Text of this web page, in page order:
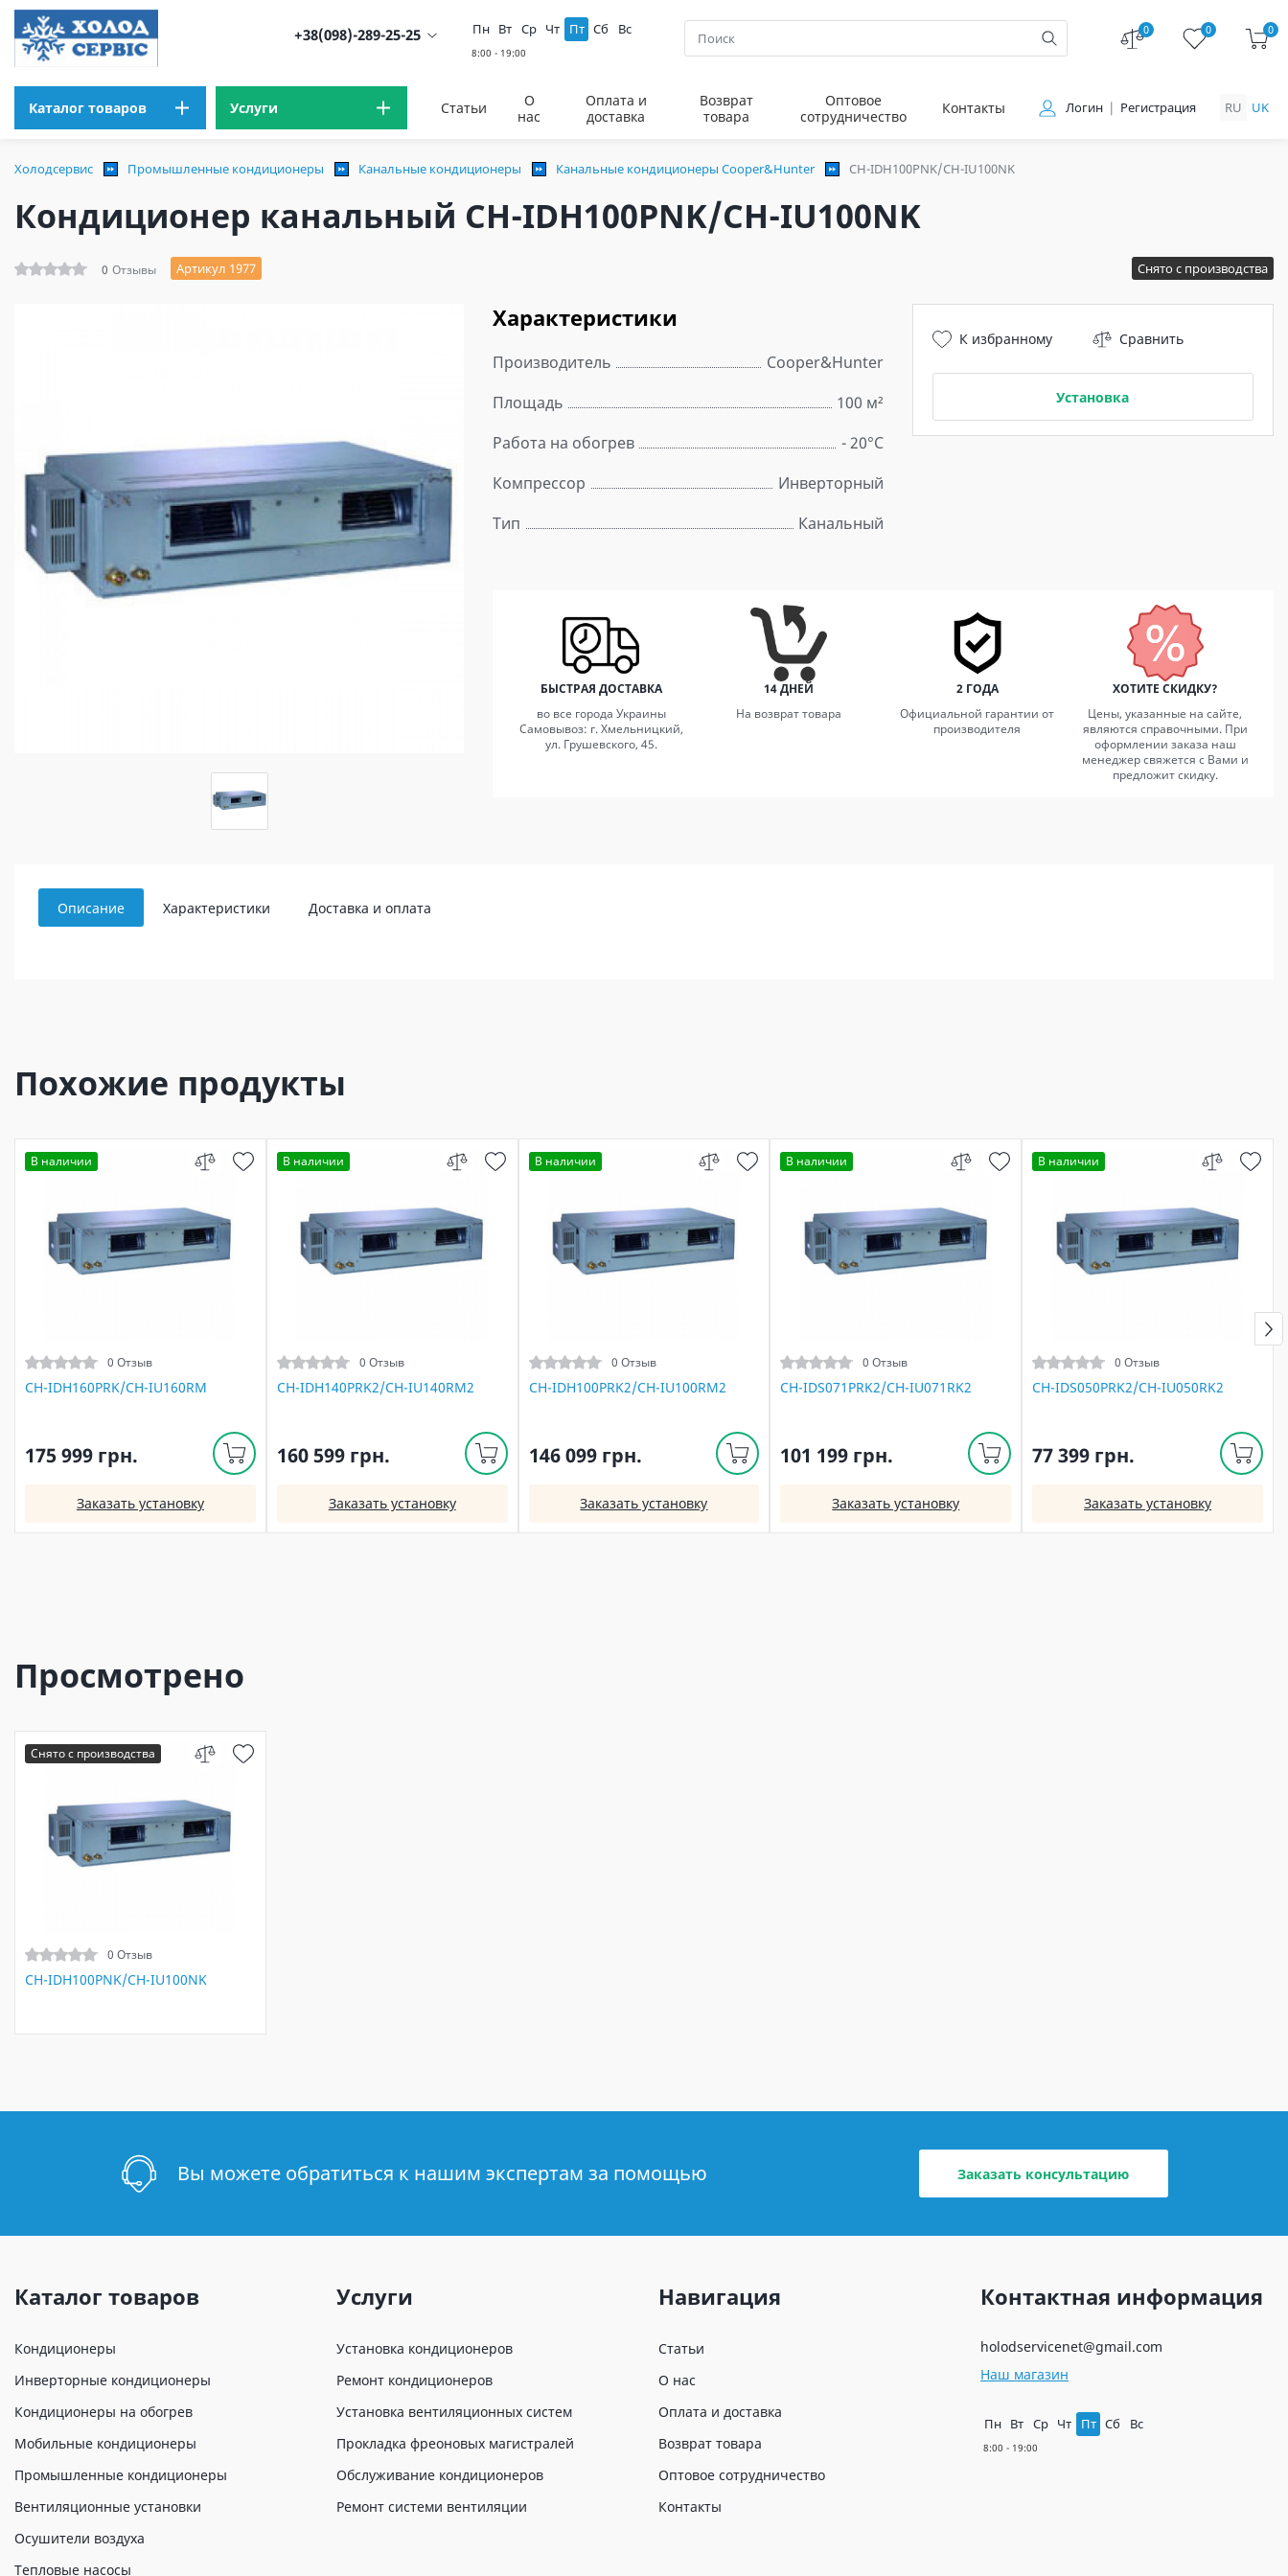
+38(098)-289-25-25 Пн Вт Ср Чт Пт Сб Вс 0 0 0
Каталог товаров Услуги Статьи
О
нас
Оплата и
доставка
Возврат
товара
Оптовое
сотрудничество
Контакты Логин Регистрация RU UK
Холодсервис Промышленные кондиционеры Канальные кондиционеры Канальные кондиционеры Cooper&Hunter CH-IDH100PNK/CH-IU100NK
Кондиционер канальный CH-IDH100PNK/CH-IU100NK
0 Отзывы Артикул 1977 Снято с производства
Характеристики
Производитель
Cooper&Hunter
Площадь
100 м²
Работа на обогрев
- 20°C
Компрессор
Инверторный
Тип
Канальный
К избранному Сравнить
Установка
БЫСТРАЯ ДОСТАВКА
во все города Украины
Самовывоз: г. Хмельницкий,
ул. Грушевского, 45.
14 ДНЕЙ
На возврат товара
2 ГОДА
Официальной гарантии от
производителя
ХОТИТЕ СКИДКУ?
Цены, указанные на сайте,
являются справочными. При
оформлении заказа наш
менеджер свяжется с Вами и
предложит скидку.
Описание Характеристики Доставка и оплата
Похожие продукты
В наличии
0 Отзыв
CH-IDH160PRK/CH-IU160RM
175 999 грн.
Заказать установку
В наличии
0 Отзыв
CH-IDH140PRK2/CH-IU140RM2
160 599 грн.
Заказать установку
В наличии
0 Отзыв
CH-IDH100PRK2/CH-IU100RM2
146 099 грн.
Заказать установку
В наличии
0 Отзыв
CH-IDS071PRK2/CH-IU071RK2
101 199 грн.
Заказать установку
В наличии
0 Отзыв
CH-IDS050PRK2/CH-IU050RK2
77 399 грн.
Заказать установку
Просмотрено
Снято с производства
0 Отзыв
CH-IDH100PNK/CH-IU100NK
Вы можете обратиться к нашим экспертам за помощью Заказать консультацию
Каталог товаров
Кондиционеры
Инверторные кондиционеры
Кондиционеры на обогрев
Мобильные кондиционеры
Промышленные кондиционеры
Вентиляционные установки
Осушители воздуха
Тепловые насосы
Услуги
Установка кондиционеров
Ремонт кондиционеров
Установка вентиляционных систем
Прокладка фреоновых магистралей
Обслуживание кондиционеров
Ремонт системи вентиляции
Навигация
Статьи
О нас
Оплата и доставка
Возврат товара
Оптовое сотрудничество
Контакты
Контактная информация
holodservicenet@gmail.com
Наш магазин
Пн Вт Ср Чт Пт Сб Вс